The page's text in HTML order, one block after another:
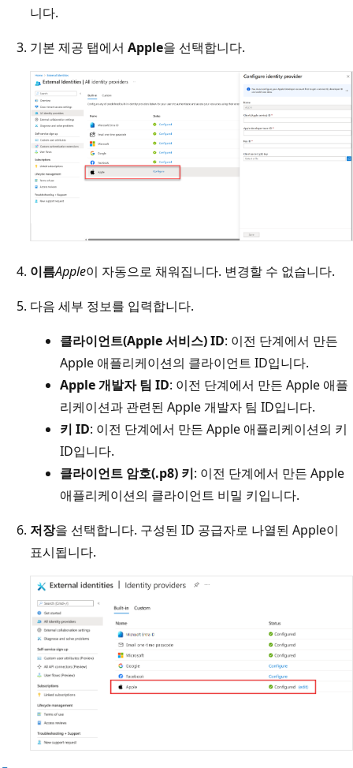
니다.
기본 제공 탭에서 Apple을 선택합니다.
이름Apple이 자동으로 채워집니다. 변경할 수 없습니다.
다음 세부 정보를 입력합니다.
클라이언트(Apple 서비스) ID: 이전 단계에서 만든
Apple 애플리케이션의 클라이언트 ID입니다.
Apple 개발자 팀 ID: 이전 단계에서 만든 Apple 애플
리케이션과 관련된 Apple 개발자 팀 ID입니다.
키 ID: 이전 단계에서 만든 Apple 애플리케이션의 키
ID입니다.
클라이언트 암호(.p8) 키: 이전 단계에서 만든 Apple
애플리케이션의 클라이언트 비밀 키입니다.
저장을 선택합니다. 구성된 ID 공급자로 나열된 Apple이
표시됩니다.